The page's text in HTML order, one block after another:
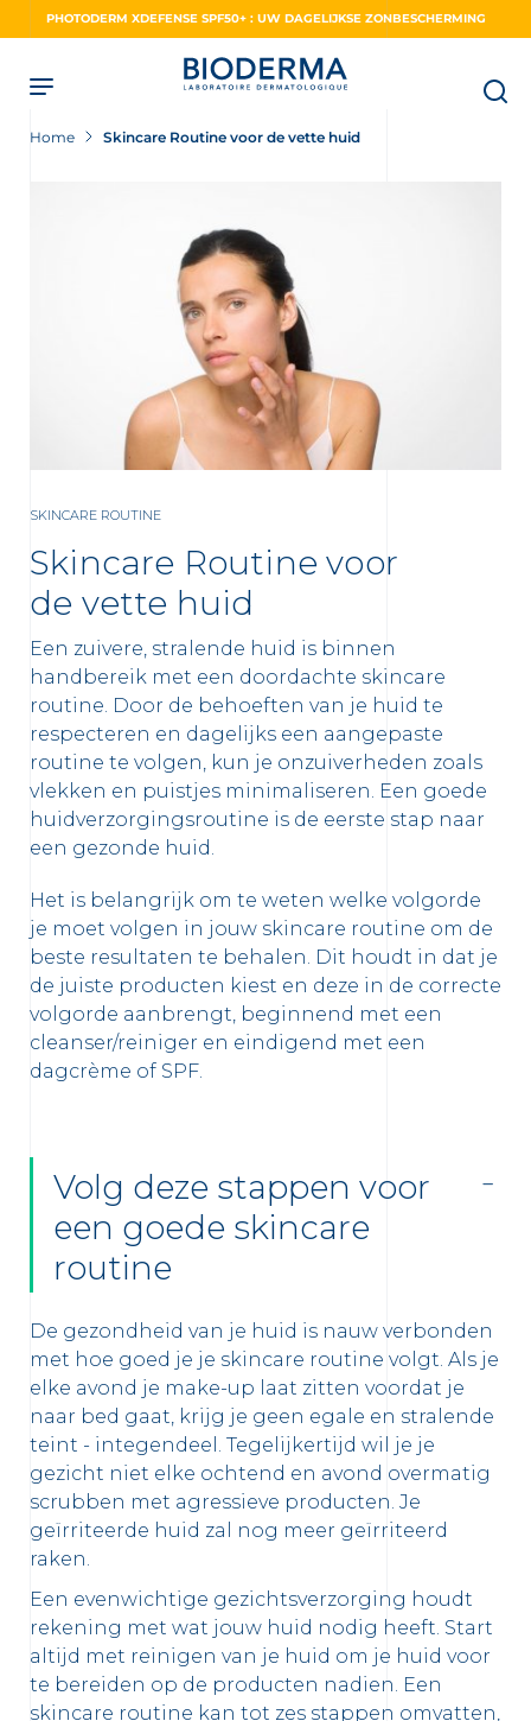
PHOTODERM XDEFENSE SPF50+ : UW DAGELIJKSE ZONBESCHERMING
NEWSLETTER
producten te ontvangen per
de bescherming van jouw persoonlijke
wij jou naar onsprivacybeleid
FR NL
Home Skincare Routine voor de vette huid
SKINCARE ROUTINE
Skincare Routine voor
de vette huid
Een zuivere, stralende huid is binnen
handbereik met een doordachte skincare
routine. Door de behoeften van je huid te
respecteren en dagelijks een aangepaste
routine te volgen, kun je onzuiverheden zoals
vlekken en puistjes minimaliseren. Een goede
huidverzorgingsroutine is de eerste stap naar
een gezonde huid.
Het is belangrijk om te weten welke volgorde
je moet volgen in jouw skincare routine om de
beste resultaten te behalen. Dit houdt in dat je
de juiste producten kiest en deze in de correcte
volgorde aanbrengt, beginnend met een
cleanser/reiniger en eindigend met een
dagcrème of SPF.
Volg deze stappen voor
een goede skincare
routine
De gezondheid van je huid is nauw verbonden
met hoe goed je je skincare routine volgt. Als je
elke avond je make-up laat zitten voordat je
naar bed gaat, krijg je geen egale en stralende
teint - integendeel. Tegelijkertijd wil je je
gezicht niet elke ochtend en avond overmatig
scrubben met agressieve producten. Je
geïrriteerde huid zal nog meer geïrriteerd
raken.
Een evenwichtige gezichtsverzorging houdt
rekening met wat jouw huid nodig heeft. Start
altijd met reinigen van je huid om je huid voor
te bereiden op de producten nadien. Een
skincare routine kan tot zes stappen omvatten,